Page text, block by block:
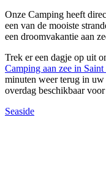
Onze Camping heeft
een van de mooiste
een droomvakantie aan
Trek er een dagje op uit
Camping aan zee in
minuten weer terug in
overdag beschikbaar
Seaside